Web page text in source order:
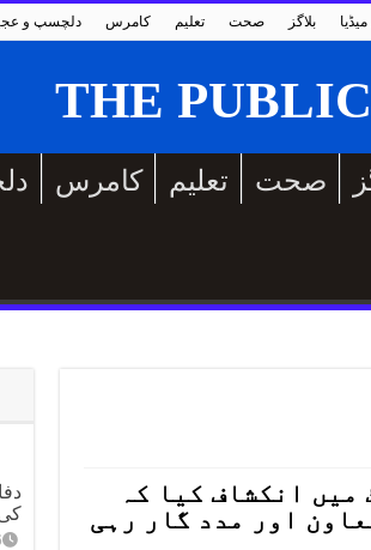
دلچسپ و کامرس تعلیم صحت بلاگز
کامرس تعلیم صحت
میں انکشاف کیا کہ
اور مدد گار رہی